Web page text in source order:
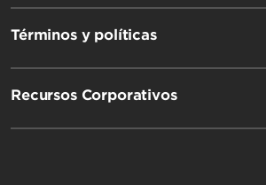
Microtel by Wyndham
Términos y políticas
Recursos Corporativos